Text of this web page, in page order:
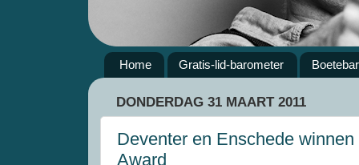
Home Gratis-lid-barometer
DONDERDAG 31 MAART 2011
Deventer en Enschede
Award